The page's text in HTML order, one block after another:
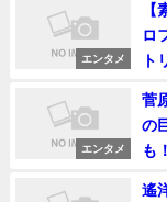
エンタメ
【
ロ
ト
エンタメ
菅
の
も！
遙